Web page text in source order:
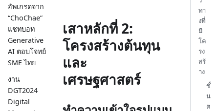
อัพเกรดจาก
“ChoChae”
แชทบอท
Generative
AI ตอบโจทย์
SME ไทย
งาน
DGT2024
Digital
เสาหลักที่ 2:
โครงสร้างต้นทุน
และ
เศรษฐศาสตร์
ทา
งที่
มี
โค
รง
สร้
าง
ขั้
น
ต